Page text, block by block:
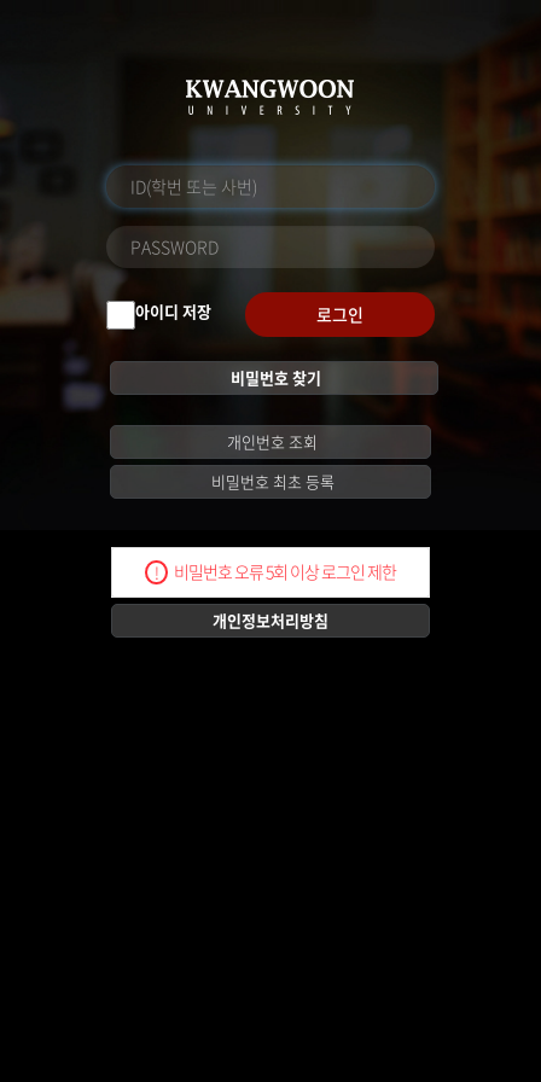
아이디 저장 로그인
비밀번호 찾기
개인번호 조회
비밀번호 최초 등록
! 비밀번호 오류 5회 이상 로그인 제한
개인정보처리방침